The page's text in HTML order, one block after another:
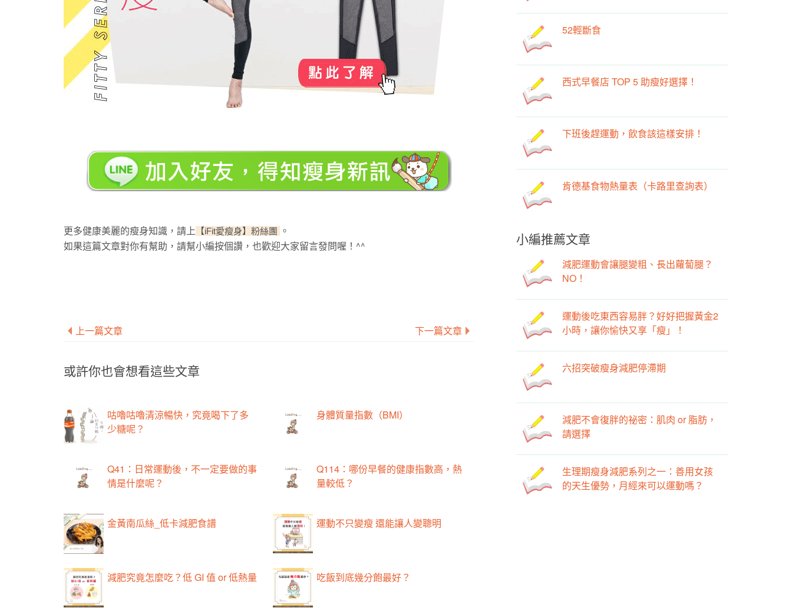
更多健康美麗的瘦身知識，請上 【iFit愛瘦身】粉絲團
。
如果這篇文章對你有幫助，請幫小編按個讚，也歡迎大家留言發問喔！^^
上一篇文章 下一篇文章
或許你也會想看這些文章
咕嚕咕嚕清涼暢快，究竟喝下了多
少糖呢？
身體質量指數（BMI）
Q41：日常運動後，不一定要做的事
情是什麼呢？
Q114：哪份早餐的健康指數高，熱
量較低？
金黃南瓜絲_低卡減肥食譜 運動不只變瘦 還能讓人變聰明
減肥究竟怎麼吃？低 GI 值 or 低熱量 吃飯到底幾分飽最好？
52輕斷食
西式早餐店 TOP 5 助瘦好選擇！
下班後趕運動，飲食該這樣安排！
肯德基食物熱量表（卡路里查詢表）
小編推薦文章
減肥運動會讓腿變粗、長出蘿蔔腿？
NO！
運動後吃東西容易胖？好好把握黃金2
小時，讓你愉快又享「瘦」！
六招突破瘦身減肥停滯期
減肥不會復胖的祕密：肌肉 or 脂肪，
請選擇
生理期瘦身減肥系列之一：善用女孩
的天生優勢，月經來可以運動嗎？